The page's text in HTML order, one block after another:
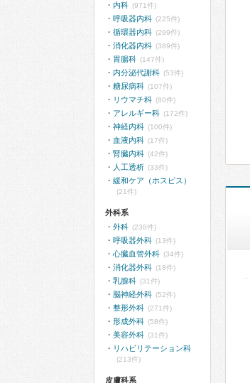
内科 (971件)
呼吸器内科 (225件)
循環器内科 (299件)
消化器内科 (389件)
胃腸科 (147件)
内分泌代謝科 (53件)
糖尿病科 (107件)
リウマチ科 (80件)
アレルギー科 (172件)
神経内科 (100件)
血液内科 (17件)
腎臓内科 (42件)
人工透析 (33件)
緩和ケア（ホスピス）
(21件)
外科系
外科 (238件)
呼吸器外科 (13件)
心臓血管外科 (34件)
消化器外科 (18件)
乳腺科 (31件)
脳神経外科 (52件)
整形外科 (271件)
形成外科 (58件)
美容外科 (31件)
リハビリテーション科
(213件)
皮膚科系